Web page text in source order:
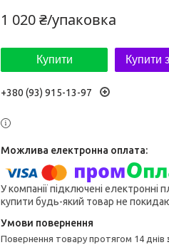
1 020 ₴/упаковка
Купити Купити з
+380 (93) 915-13-97
У компанії підключені електронні
купити будь-який товар не
повернення товару протягом 14 днів